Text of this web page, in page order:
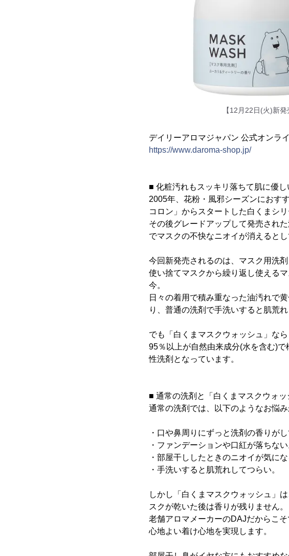
【12月22日(火)新
デイリーアロマジャパン 公式オンラ
https://www.daroma-shop.jp/
■ 化粧汚れもスッキリ落ちて肌に優し
2005年、花粉・風邪シーズンにおす
コロン」からスタートした白くまシリ
その後グレードアップして発売され
でマスクの不快なニオイが消えると
今回新発売されるのは、マスク用洗
使い捨てマスクから繰り返し使える
今。
日々の着用で積み重なった油汚れで
り、普通の洗剤で手洗いすると肌荒
でも「白くまマスクウォッシュ」なら
95％以上が自然由来成分(水を含む)
性洗剤となっています。
■ 通常の洗剤と「白くまマスクウォ
通常の洗剤では、以下のようなお悩み
・口や鼻周りにずっと洗剤の香りがし
・ファンデーションや口紅が落ちない
・部屋干ししたときのニオイが気にな
・手洗いすると肌荒れしてつらい。
しかし「白くまマスクウォッシュ」
スクが乾いた後は香りが残りません。
老舗アロマメーカーのDAJだからこ
心地よい着け心地を実現します。